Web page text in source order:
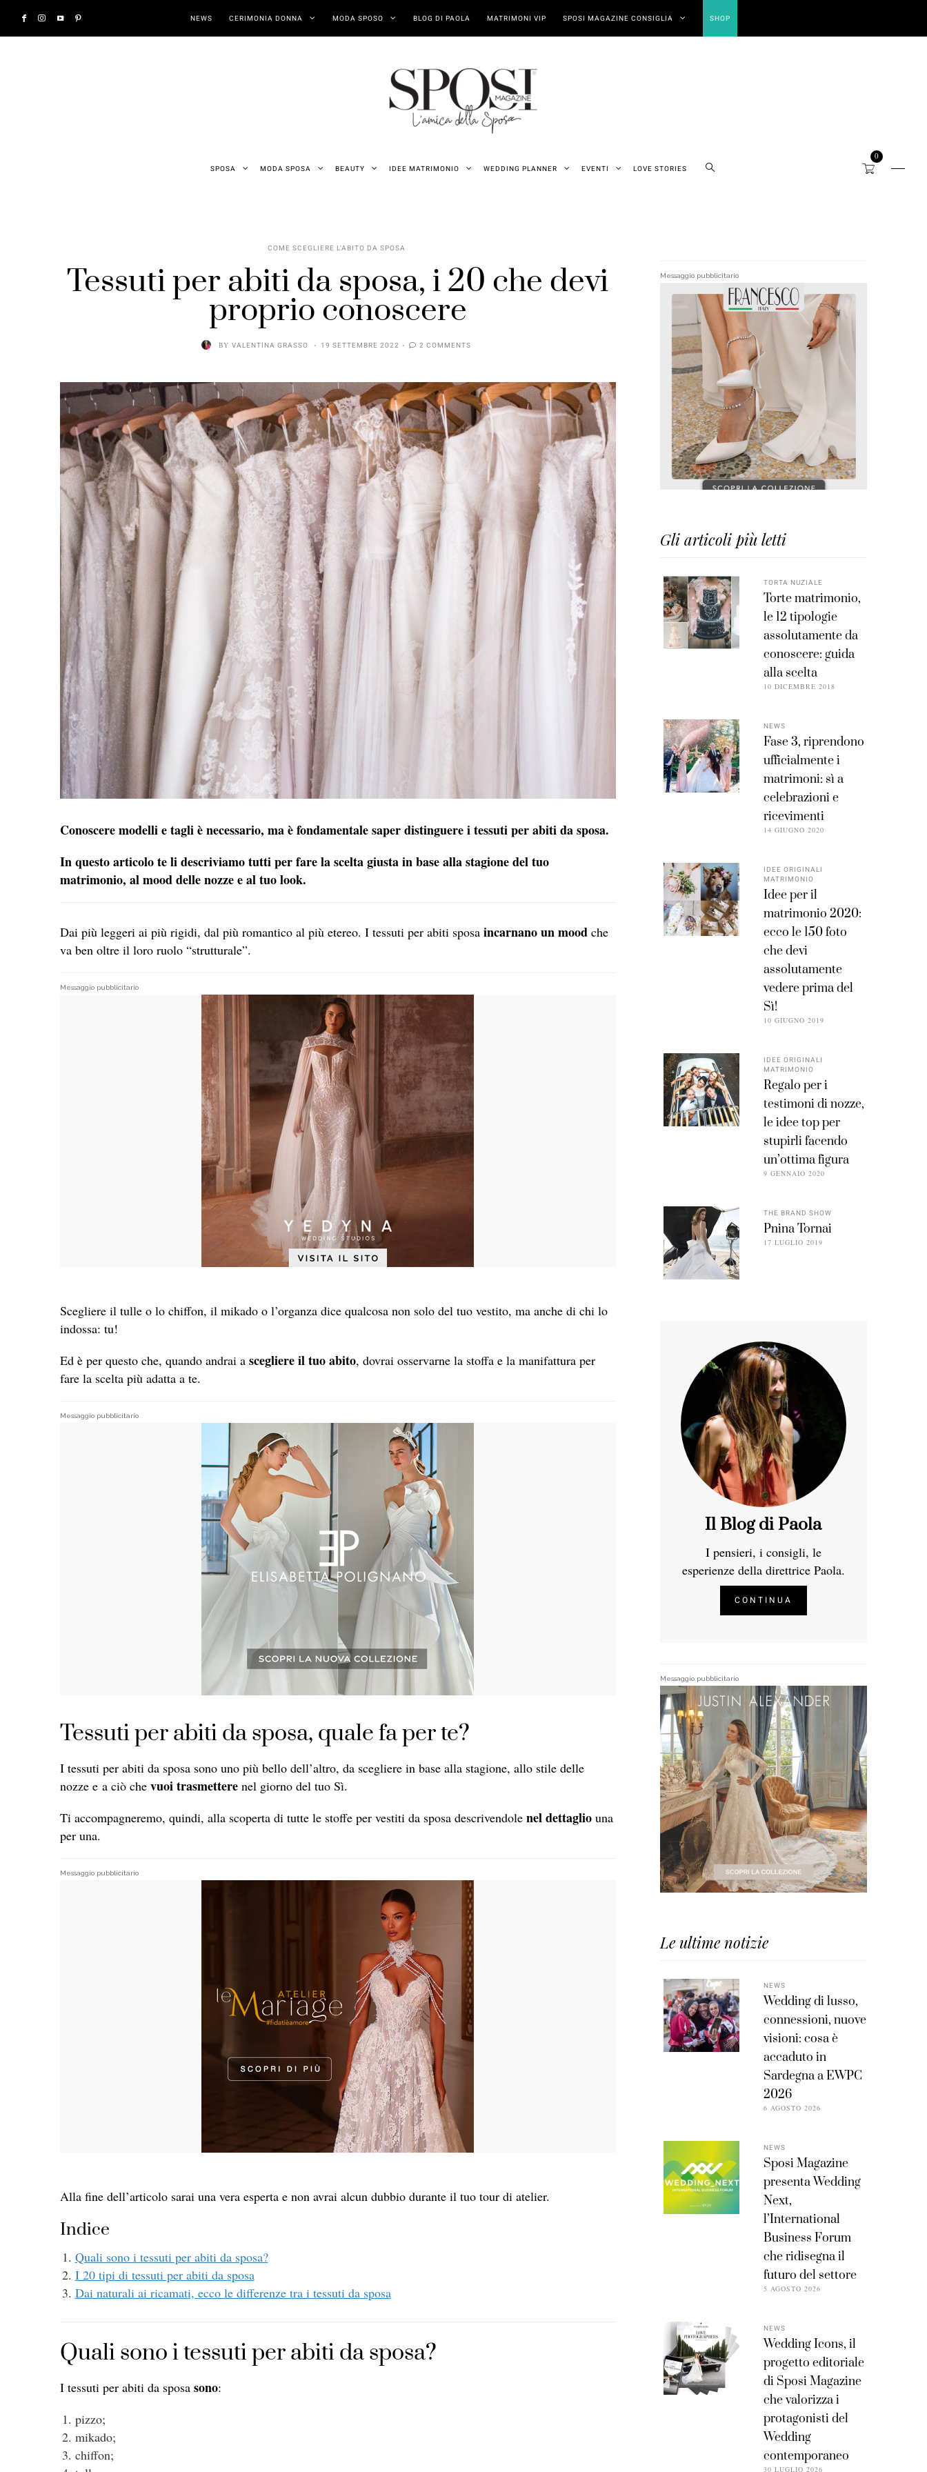
NEWS CERIMONIA DONNA MODA SPOSO BLOG DI PAOLA MATRIMONI VIP SPOSI MAGAZINE CONSIGLIA SHOP
SPOSA MODA SPOSA BEAUTY IDEE MATRIMONIO WEDDING PLANNER EVENTI LOVE STORIES
0
COME SCEGLIERE L'ABITO DA SPOSA
Tessuti per abiti da sposa, i 20 che devi
proprio conoscere
BYVALENTINA GRASSO 19 SETTEMBRE 2022 2 COMMENTS
Conoscere modelli e tagli è necessario, ma è fondamentale saper distinguere i tessuti per abiti da sposa.
In questo articolo te li descriviamo tutti per fare la scelta giusta in base alla stagione del tuo
matrimonio, al mood delle nozze e al tuo look.
Dai più leggeri ai più rigidi, dal più romantico al più etereo. I tessuti per abiti sposa incarnano un mood che
va ben oltre il loro ruolo “strutturale”.
Messaggio pubblicitario
Scegliere il tulle o lo chiffon, il mikado o l’organza dice qualcosa non solo del tuo vestito, ma anche di chi lo
indossa: tu!
Ed è per questo che, quando andrai a scegliere il tuo abito, dovrai osservarne la stoffa e la manifattura per
fare la scelta più adatta a te.
Messaggio pubblicitario
Tessuti per abiti da sposa, quale fa per te?
I tessuti per abiti da sposa sono uno più bello dell’altro, da scegliere in base alla stagione, allo stile delle
nozze e a ciò che vuoi trasmettere nel giorno del tuo Sì.
Ti accompagneremo, quindi, alla scoperta di tutte le stoffe per vestiti da sposa descrivendole nel dettaglio una
per una.
Messaggio pubblicitario
Alla fine dell’articolo sarai una vera esperta e non avrai alcun dubbio durante il tuo tour di atelier.
Indice
Quali sono i tessuti per abiti da sposa?
I 20 tipi di tessuti per abiti da sposa
Dai naturali ai ricamati, ecco le differenze tra i tessuti da sposa
Quali sono i tessuti per abiti da sposa?
I tessuti per abiti da sposa sono:
pizzo;
mikado;
chiffon;
Messaggio pubblicitario
Gli articoli più letti
TORTA NUZIALE
Torte matrimonio,
le 12 tipologie
assolutamente da
conoscere: guida
alla scelta
10 DICEMBRE 2018
NEWS
Fase 3, riprendono
ufficialmente i
matrimoni: sì a
celebrazioni e
ricevimenti
14 GIUGNO 2020
IDEE ORIGINALI
MATRIMONIO
Idee per il
matrimonio 2020:
ecco le 150 foto
che devi
assolutamente
vedere prima del
Sì!
10 GIUGNO 2019
IDEE ORIGINALI
MATRIMONIO
Regalo per i
testimoni di nozze,
le idee top per
stupirli facendo
un’ottima figura
9 GENNAIO 2020
THE BRAND SHOW
Pnina Tornai
17 LUGLIO 2019
Il Blog di Paola
I pensieri, i consigli, le
esperienze della direttrice Paola.
CONTINUA
Messaggio pubblicitario
Le ultime notizie
NEWS
Wedding di lusso,
connessioni, nuove
visioni: cosa è
accaduto in
Sardegna a EWPC
2026
6 AGOSTO 2026
NEWS
Sposi Magazine
presenta Wedding
Next,
l’International
Business Forum
che ridisegna il
futuro del settore
5 AGOSTO 2026
NEWS
Wedding Icons, il
progetto editoriale
di Sposi Magazine
che valorizza i
protagonisti del
Wedding
contemporaneo
30 LUGLIO 2026